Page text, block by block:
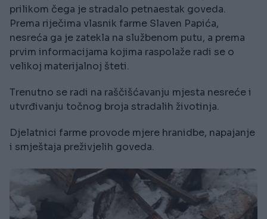
prilikom čega je stradalo petnaestak goveda.
Prema riječima vlasnik farme Slaven Papića,
nesreća ga je zatekla na službenom putu, a prema
prvim informacijama kojima raspolaže radi se o
velikoj materijalnoj šteti.
Trenutno se radi na raščišćavanju mjesta nesreće i
utvrđivanju točnog broja stradalih životinja.
Djelatnici farme provode mjere hranidbe, napajanje
i smještaja preživjelih goveda.